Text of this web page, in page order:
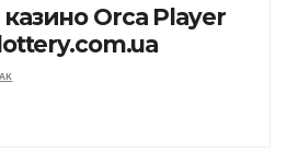
Orca Player